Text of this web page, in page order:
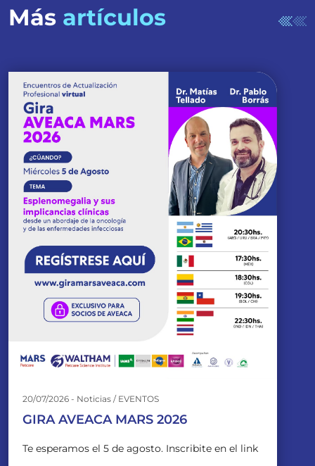
Más artículos
20/07/2026 - Noticias / EVENTOS
GIRA AVEACA MARS 2026
Te esperamos el 5 de agosto. Inscribite en el link